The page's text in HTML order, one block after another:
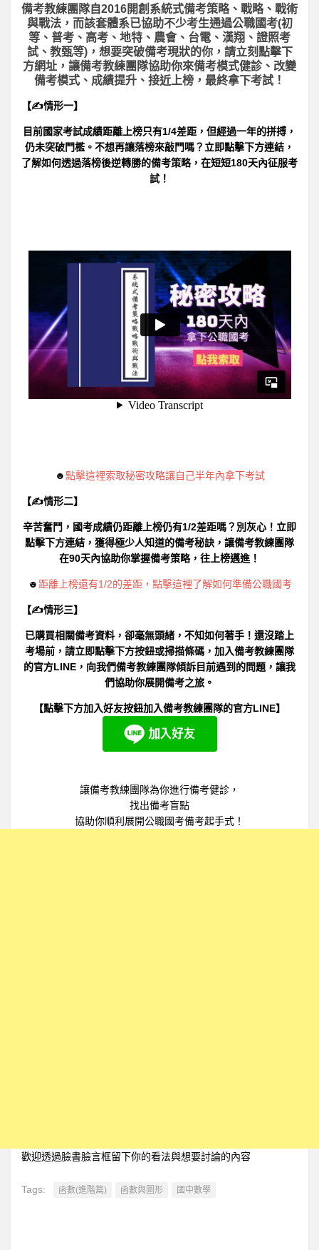
備考教練團隊自2016開創系統式備考策略、戰略、戰術
與戰法，而該套體系已協助不少考生通過公職國考(初
等、普考、高考、地特、農會、台電、漢翔、證照考
試、教甄等)，想要突破備考現狀的你，請立刻點擊下
方網址，讓備考教練團隊協助你來備考模式健診、改變
備考模式、成績提升、接近上榜，最終拿下考試！
【✍情形一】
目前國家考試成績距離上榜只有1/4差距，但經過一年的拼搏，
仍未突破門檻。不想再讓落榜來敲門嗎？立即點擊下方連結，
了解如何透過落榜後逆轉勝的備考策略，在短短180天內征服考
試！
☻點擊這裡索取秘密攻略讓自己半年內拿下考試
【✍情形二】
辛苦奮鬥，國考成績仍距離上榜仍有1/2差距嗎？別灰心！立即
點擊下方連結，獲得極少人知道的備考秘訣，讓備考教練團隊
在90天內協助你掌握備考策略，往上榜邁進！
☻ 距離上榜還有1/2的差距，點擊這裡了解如何準備公職國考
【✍情形三】
已購買相關備考資料，卻毫無頭緒，不知如何著手！還沒踏上
考場前，請立即點擊下方按鈕或掃描條碼，加入備考教練團隊
的官方LINE，向我們備考教練團隊傾訴目前遇到的問題，讓我
們協助你展開備考之旅。
【點擊下方加入好友按鈕加入備考教練團隊的官方LINE】
讓備考教練團隊為你進行備考健診，
找出備考盲點
協助你順利展開公職國考備考起手式！
歡迎透過臉書臉言框留下你的看法與想要討論的內容
Tags: 函數(進階篇) 函數與圖形 國中數學